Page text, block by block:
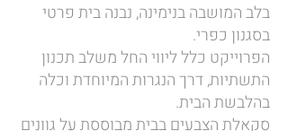
בלב המושבה בנימינה, נבנה בית פרטי
בסגנון כפרי.
הפרוייקט כלל ליווי החל משלב תכנון
התשתיות, דרך הנגרות המיוחדת וכלה
בהלבשת הבית.
סקאלת הצבעים בבית מבוססת על גוונים